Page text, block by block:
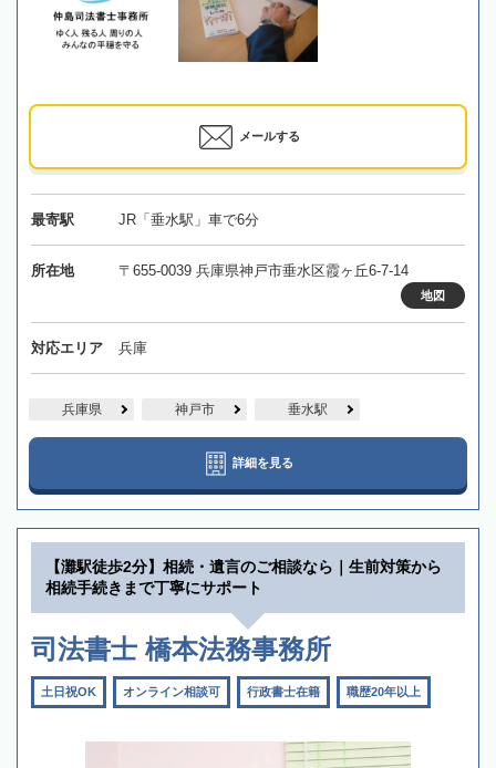
メールする
最寄駅 JR「垂水駅」車で6分
所在地 〒655-0039 兵庫県神戸市垂水区霞ヶ丘6-7-14
地図
対応エリア 兵庫
兵庫県 神戸市 垂水駅
詳細を見る
【灘駅徒歩2分】相続・遺言のご相談なら｜生前対策から
相続手続きまで丁寧にサポート
司法書士 橋本法務事務所
土日祝OK オンライン相談可 行政書士在籍 職歴20年以上